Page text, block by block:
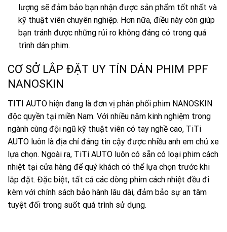
lượng sẽ đảm bảo bạn nhận được sản phẩm tốt nhất và
kỹ thuật viên chuyên nghiệp. Hơn nữa, điều này còn giúp
bạn tránh được những rủi ro không đáng có trong quá
trình dán phim.
CƠ SỞ LẮP ĐẶT UY TÍN DÁN PHIM PPF
NANOSKIN
TITI AUTO hiện đang là đơn vị phân phối phim NANOSKIN
độc quyền tại miền Nam. Với nhiều năm kinh nghiệm trong
ngành cùng đội ngũ kỹ thuật viên có tay nghề cao, TiTi
AUTO luôn là địa chỉ đáng tin cậy được nhiều anh em chủ xe
lựa chọn. Ngoài ra, TiTi AUTO luôn có sẵn có loại phim cách
nhiệt tại cửa hàng để quý khách có thể lựa chọn trước khi
lắp đặt. Đặc biệt, tất cả các dòng phim cách nhiệt đều đi
kèm với chính sách bảo hành lâu dài, đảm bảo sự an tâm
tuyệt đối trong suốt quá trình sử dụng.